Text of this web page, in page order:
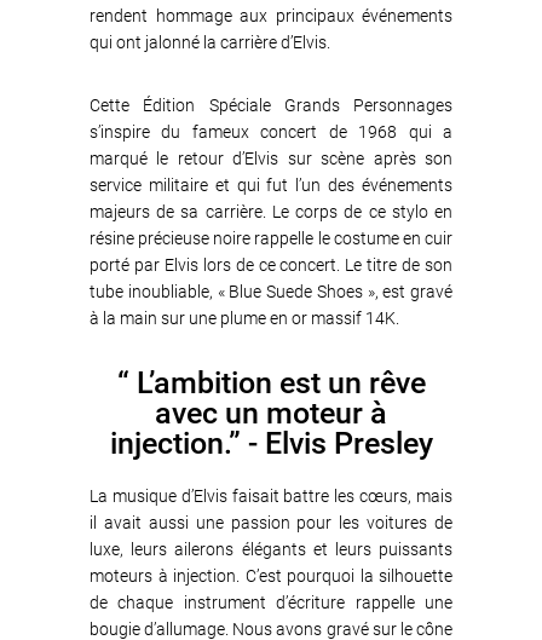
rendent hommage aux principaux événements
qui ont jalonné la carrière d’Elvis.
Cette Édition Spéciale Grands Personnages
s’inspire du fameux concert de 1968 qui a
marqué le retour d’Elvis sur scène après son
service militaire et qui fut l’un des événements
majeurs de sa carrière. Le corps de ce stylo en
résine précieuse noire rappelle le costume en cuir
porté par Elvis lors de ce concert. Le titre de son
tube inoubliable, « Blue Suede Shoes », est gravé
à la main sur une plume en or massif 14K.
“ L’ambition est un rêve
avec un moteur à
injection.” - Elvis Presley
La musique d’Elvis faisait battre les cœurs, mais
il avait aussi une passion pour les voitures de
luxe, leurs ailerons élégants et leurs puissants
moteurs à injection. C’est pourquoi la silhouette
de chaque instrument d’écriture rappelle une
bougie d’allumage. Nous avons gravé sur le cône